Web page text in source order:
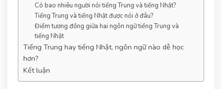
Có bao nhiêu người nói tiếng Trung và tiếng Nhật?
Tiếng Trung và tiếng Nhật được nói ở đâu?
Điểm tương đồng giữa hai ngôn ngữ tiếng Trung và
tiếng Nhật
Tiếng Trung hay tiếng Nhật, ngôn ngữ nào dễ học
hơn?
Kết luận